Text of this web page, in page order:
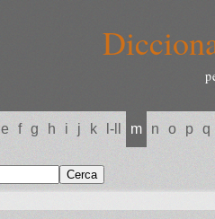
e f g h i j k l-ll m n o p q